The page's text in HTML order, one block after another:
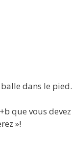
dans le pied.
que vous devez
»!